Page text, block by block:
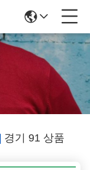
경기 91 상품